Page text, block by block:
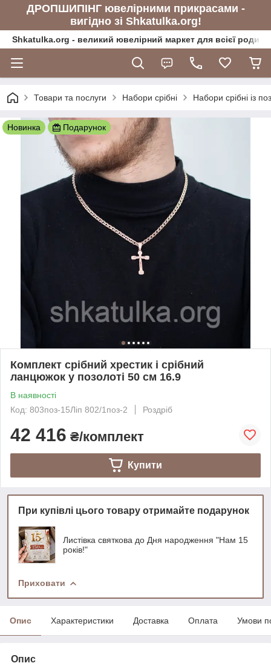
ДРОПШИПІНГ ювелірними прикрасами -
вигідно зі Shkatulka.org!
Shkatulka.org - великий ювелірний маркет для всієї
Товари та послуги Набори срібні Набори срібні із
Новинка Подарунок
Комплект срібний хрестик і срібний
ланцюжок у позолоті 50 см 16.9
В наявності
Код: 803поз-15Ліп 802/1поз-2
Роздріб
42 416 ₴/комплект
Купити
При купівлі цього товару отримайте подарунок
Листівка святкова до Дня народження "Нам 15
років!"
Приховати
Опис Характеристики Доставка Оплата Умови
Опис